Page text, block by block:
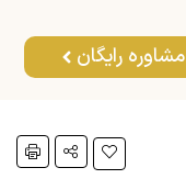
مشاوره رایگان